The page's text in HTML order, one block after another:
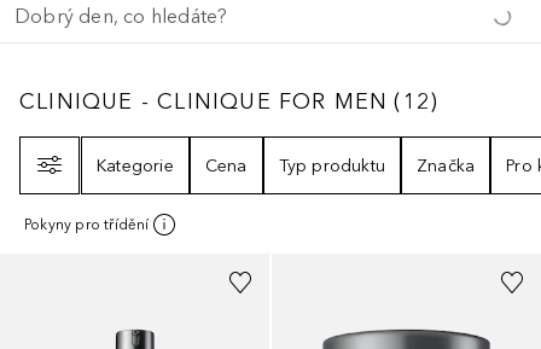
CLINIQUE - CLINIQUE FOR MEN 12
CLINIQUE - CLINIQUE FOR MEN ( 12)
Kategorie
Cena Typ produktu Značka Pro
Pokyny pro třídění